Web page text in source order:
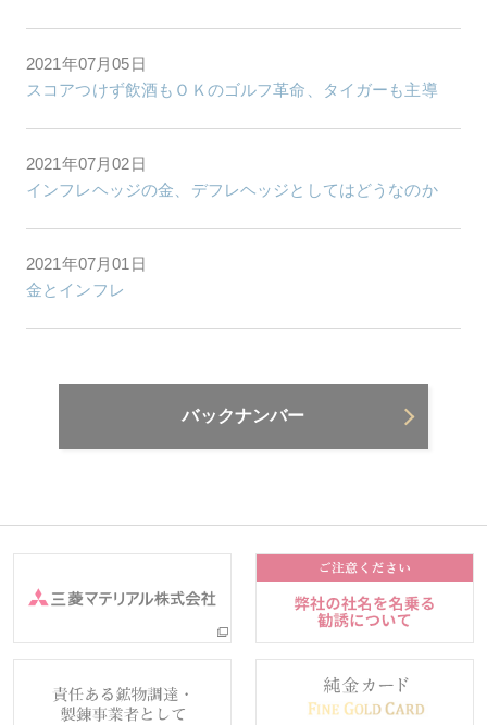
2021年07月05日
スコアつけず飲酒もＯＫのゴルフ革命、タイガーも主導
2021年07月02日
インフレヘッジの金、デフレヘッジとしてはどうなのか
2021年07月01日
金とインフレ
バックナンバー